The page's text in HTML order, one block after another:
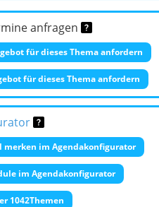
anfragen
für dieses Thema anfordern
für dieses Thema anfordern
merken im Agendakonfigurator
im Agendakonfigurator
1042Themen